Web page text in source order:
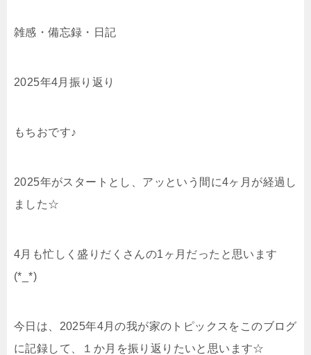
雑感・備忘録・日記
2025年4月振り返り
もちおです♪
2025年がスタートとし、アッという間に4ヶ月が経過し
ました☆
4月も忙しく盛りだくさんの1ヶ月だったと思います
(*_*)
今日は、2025年4月の我が家のトピックスをこのブログ
に記録して、１か月を振り返りたいと思います☆